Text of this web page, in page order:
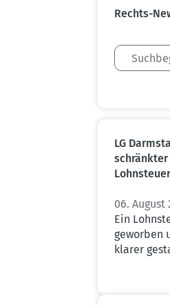
Rechts-
LG
06. August
Ein
geworben
klarer